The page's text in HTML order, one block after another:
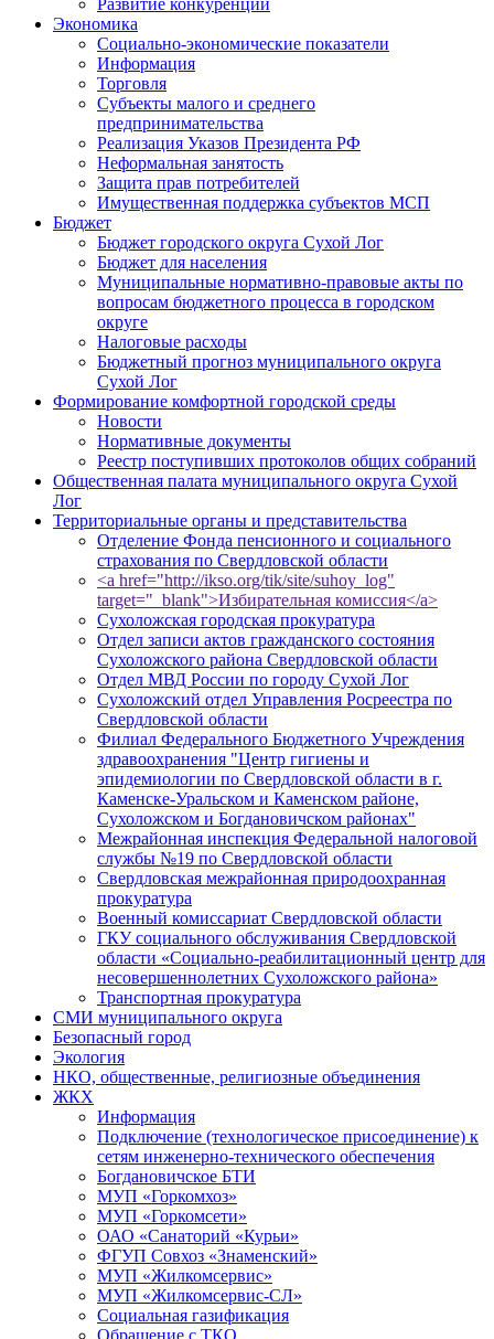
Экономика
Социально-экономические показатели
Информация
Торговля
Субъекты малого и среднего
предпринимательства
Реализация Указов Президента РФ
Неформальная занятость
Защита прав потребителей
Имущественная поддержка субъектов МСП
Бюджет
Бюджет городского округа Сухой Лог
Бюджет для населения
Муниципальные нормативно-правовые акты по
вопросам бюджетного процесса в городском
округе
Налоговые расходы
Бюджетный прогноз муниципального округа
Сухой Лог
Формирование комфортной городской среды
Новости
Нормативные документы
Реестр поступивших протоколов общих собраний
Общественная палата муниципального округа Сухой
Лог
Территориальные органы и представительства
Отделение Фонда пенсионного и социального
страхования по Свердловской области
<a href="http://ikso.org/tik/site/suhoy_log"
target="_blank">Избирательная комиссия</a>
Сухоложская городская прокуратура
Отдел записи актов гражданского состояния
Сухоложского района Свердловской области
Отдел МВД России по городу Сухой Лог
Сухоложский отдел Управления Росреестра по
Свердловской области
Филиал Федерального Бюджетного Учреждения
здравоохранения "Центр гигиены и
эпидемиологии по Свердловской области в г.
Каменске-Уральском и Каменском районе,
Сухоложском и Богдановичском районах"
Межрайонная инспекция Федеральной налоговой
службы №19 по Свердловской области
Свердловская межрайонная природоохранная
прокуратура
Военный комиссариат Свердловской области
ГКУ социального обслуживания Свердловской
области «Социально-реабилитационный центр для
несовершеннолетних Сухоложского района»
Транспортная прокуратура
СМИ муниципального округа
Безопасный город
Экология
НКО, общественные, религиозные объединения
ЖКХ
Информация
Подключение (технологическое присоединение) к
сетям инженерно-технического обеспечения
Богдановичское БТИ
МУП «Горкомхоз»
МУП «Горкомсети»
ОАО «Санаторий «Курьи»
ФГУП Совхоз «Знаменский»
МУП «Жилкомсервис»
МУП «Жилкомсервис-СЛ»
Социальная газификация
Обращение с ТКО